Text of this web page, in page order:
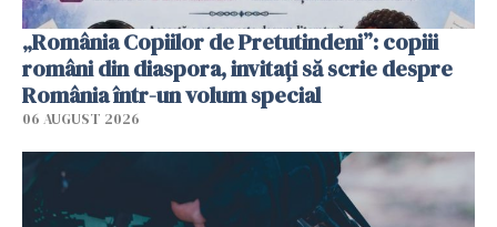
„România Copiilor de Pretutindeni”: copiii
români din diaspora, invitați să scrie despre
România într-un volum special
06 AUGUST 2026